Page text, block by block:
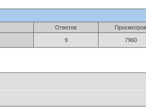
Ответов Просмотров
9 7960